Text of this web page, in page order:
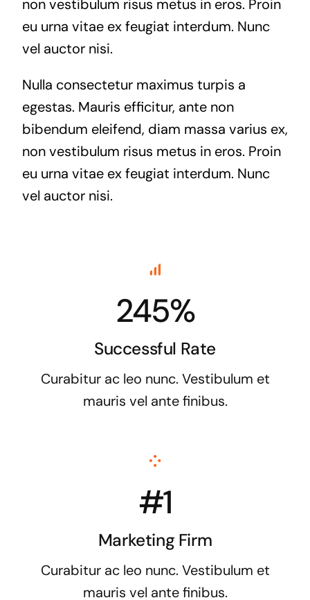
non vestibulum risus metus in eros. Proin
eu urna vitae ex feugiat interdum. Nunc
vel auctor nisi.
Nulla consectetur maximus turpis a
egestas. Mauris efficitur, ante non
bibendum eleifend, diam massa varius ex,
non vestibulum risus metus in eros. Proin
eu urna vitae ex feugiat interdum. Nunc
vel auctor nisi.
245%
Successful Rate
Curabitur ac leo nunc. Vestibulum et
mauris vel ante finibus.
#1
Marketing Firm
Curabitur ac leo nunc. Vestibulum et
mauris vel ante finibus.